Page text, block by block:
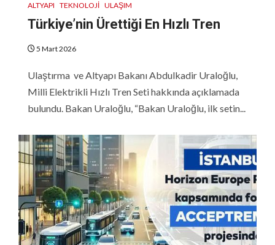
ALTYAPI TEKNOLOJI ULAŞIM
Türkiye’nin Ürettiği En Hızlı Tren
5 Mart 2026
Ulaştırma ve Altyapı Bakanı Abdulkadir Uraloğlu,
Milli Elektrikli Hızlı Tren Seti hakkında açıklamada
bulundu. Bakan Uraloğlu, “Bakan Uraloğlu, ilk setin...